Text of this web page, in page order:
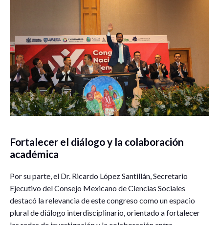
Fortalecer el diálogo y la colaboración
académica
Por su parte, el Dr. Ricardo López Santillán, Secretario
Ejecutivo del Consejo Mexicano de Ciencias Sociales
destacó la relevancia de este congreso como un espacio
plural de diálogo interdisciplinario, orientado a fortalecer